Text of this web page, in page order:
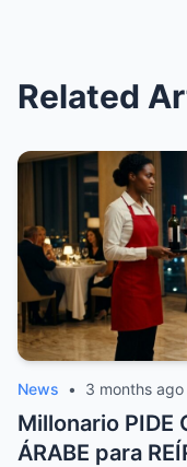
Related
News • 3 months ago
Millonario PIDE
ÁRABE para